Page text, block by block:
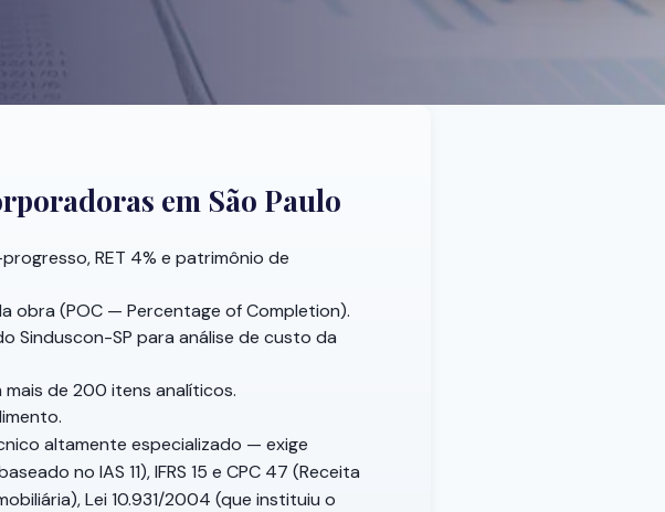
em São Paulo
RET 4% e patrimônio de
obra (POC — Percentage of Completion).
Sinduscon-SP para análise de custo da
de 200 itens analíticos.
altamente especializado — exige
no IAS 11), IFRS 15 e CPC 47 (Receita
Lei 10.931/2004 (que instituiu o